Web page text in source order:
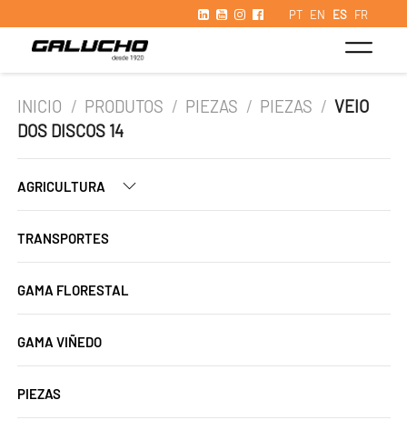
PT EN ES FR
INICIO / PRODUTOS / PIEZAS / PIEZAS / VEIO
DOS DISCOS 14
AGRICULTURA
TRANSPORTES
GAMA FLORESTAL
GAMA VIÑEDO
PIEZAS